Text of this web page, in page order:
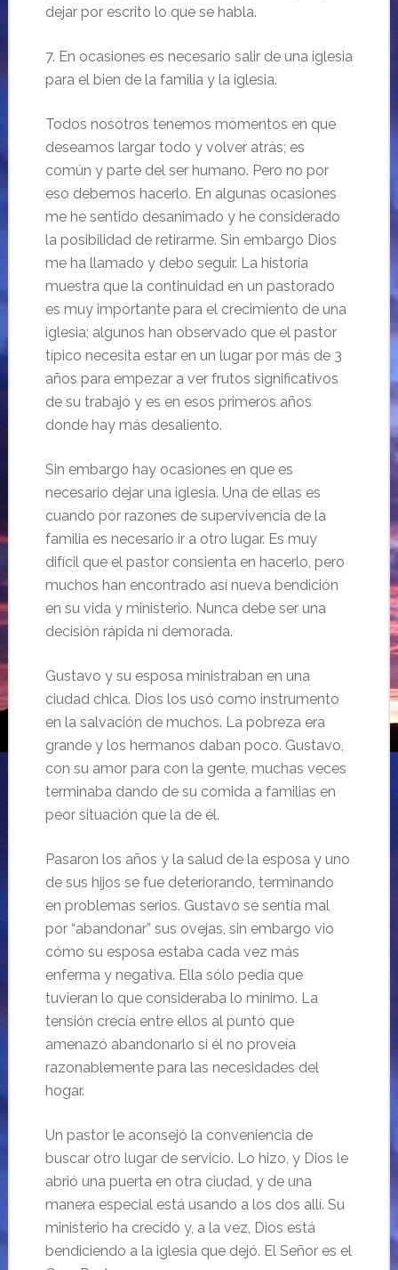
dejar por escrito lo que se habla.
7. En ocasiones es necesario salir de una iglesia
para el bien de la familia y la iglesia.
Todos nosotros tenemos momentos en que
deseamos largar todo y volver atrás; es
común y parte del ser humano. Pero no por
eso debemos hacerlo. En algunas ocasiones
me he sentido desanimado y he considerado
la posibilidad de retirarme. Sin embargo Dios
me ha llamado y debo seguir. La historia
muestra que la continuidad en un pastorado
es muy importante para el crecimiento de una
iglesia; algunos han observado que el pastor
típico necesita estar en un lugar por más de 3
años para empezar a ver frutos significativos
de su trabajo y es en esos primeros años
donde hay más desaliento.
Sin embargo hay ocasiones en que es
necesario dejar una iglesia. Una de ellas es
cuando por razones de supervivencia de la
familia es necesario ir a otro lugar. Es muy
difícil que el pastor consienta en hacerlo, pero
muchos han encontrado así nueva bendición
en su vida y ministerio. Nunca debe ser una
decisión rápida ni demorada.
Gustavo y su esposa ministraban en una
ciudad chica. Dios los usó como instrumento
en la salvación de muchos. La pobreza era
grande y los hermanos daban poco. Gustavo,
con su amor para con la gente, muchas veces
terminaba dando de su comida a familias en
peor situación que la de él.
Pasaron los años y la salud de la esposa y uno
de sus hijos se fue deteriorando, terminando
en problemas serios. Gustavo se sentía mal
por “abandonar” sus ovejas, sin embargo vio
cómo su esposa estaba cada vez más
enferma y negativa. Ella sólo pedía que
tuvieran lo que consideraba lo mínimo. La
tensión crecía entre ellos al punto que
amenazó abandonarlo si él no proveía
razonablemente para las necesidades del
hogar.
Un pastor le aconsejó la conveniencia de
buscar otro lugar de servicio. Lo hizo, y Dios le
abrió una puerta en otra ciudad, y de una
manera especial está usando a los dos allí. Su
ministerio ha crecido y, a la vez, Dios está
bendiciendo a la iglesia que dejó. El Señor es el